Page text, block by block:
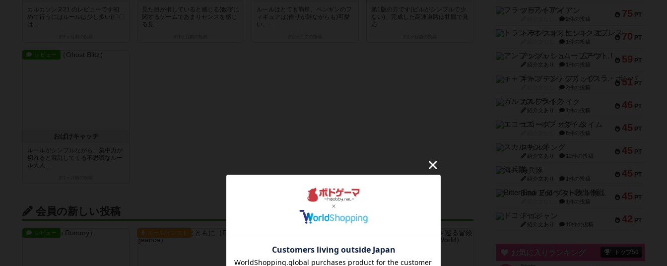
カルカソンヌ21 のレビューです初
めて行うにはルールは少し多い(〇〇
は...
見た目が損していると感じる(数字に
関するゲームであまりセンスを感じ
る見...
ルールはとても簡単、ペンギンのフ
ィギュアは(作りが雑ながらも)可愛
い、...
第1版の方です(ビルがシンプルで少
ない)、完成した高速道路は壮観で見
応...
レビュー
おばけキャッチ
ルールがシンプルながら、集中力が
切れると混乱してくる不思議なルー
ル大人...
会員の新しい投稿
レビュー ルール/インスト
75 PT
フラットアイアン
2件の投稿
70 PT
トランスオリエント・エクスプレス
1件の投稿
59 PT
アンブッシュ！：ムーブアウト！
紹介文あり 1件の投稿
51 PT
キャプテン・フリップ：イスラ・ボンバ
2件の投稿
46 PT
ガルフストライク
紹介文あり 1件の投稿
45 PT
エコーズ・オブ・タイム
8件の投稿
45 PT
スカルキング
紹介文あり 12件の投稿
45 PT
海兵隊
紹介文あり 1件の投稿
45 PT
Bitter End ブタペスト救出作戦
1件の投稿
42 PT
ドコジャン
紹介文あり 10件の投稿
お気に入りランキング トップ50